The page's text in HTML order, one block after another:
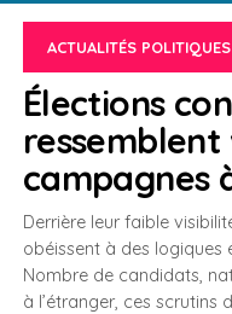
ACTUALITÉS POLITIQUES
Élections
campagnes
Derrière leur faible
obéissent à des logiques
Nombre de candidats,
à l’étranger, ces scrutins